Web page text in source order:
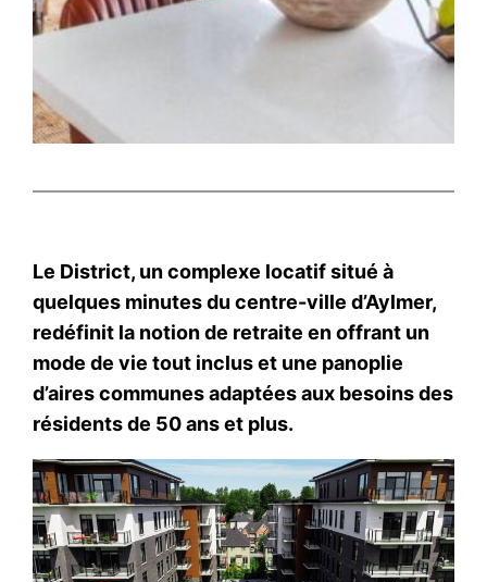
Le District, un complexe locatif situé à
quelques minutes du centre-ville d’Aylmer,
redéfinit la notion de retraite en offrant un
mode de vie tout inclus et une panoplie
d’aires communes adaptées aux besoins des
résidents de 50 ans et plus.